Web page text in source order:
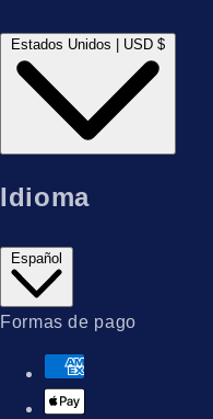
Estados Unidos | USD $
Idioma
Español
Formas de pago